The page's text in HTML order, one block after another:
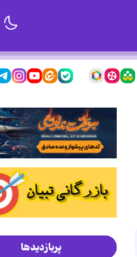
پربازدیدها